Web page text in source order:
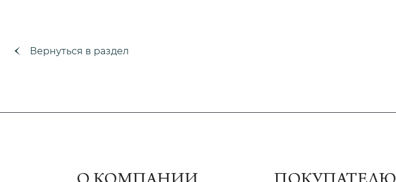
Вернуться в раздел